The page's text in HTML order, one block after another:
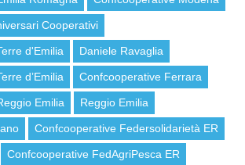
Cooperativi
d'Emilia Daniele Ravaglia
d’Emilia Confcooperative Ferrara
Emilia Reggio Emilia
Confcooperative Federsolidarietà ER
Confcooperative FedAgriPesca ER